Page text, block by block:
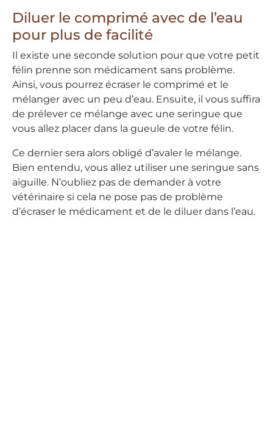
Diluer le comprimé avec de l’eau
pour plus de facilité
Il existe une seconde solution pour que votre petit
félin prenne son médicament sans problème.
Ainsi, vous pourrez écraser le comprimé et le
mélanger avec un peu d’eau. Ensuite, il vous suffira
de prélever ce mélange avec une seringue que
vous allez placer dans la gueule de votre félin.
Ce dernier sera alors obligé d’avaler le mélange.
Bien entendu, vous allez utiliser une seringue sans
aiguille. N’oubliez pas de demander à votre
vétérinaire si cela ne pose pas de problème
d’écraser le médicament et de le diluer dans l’eau.